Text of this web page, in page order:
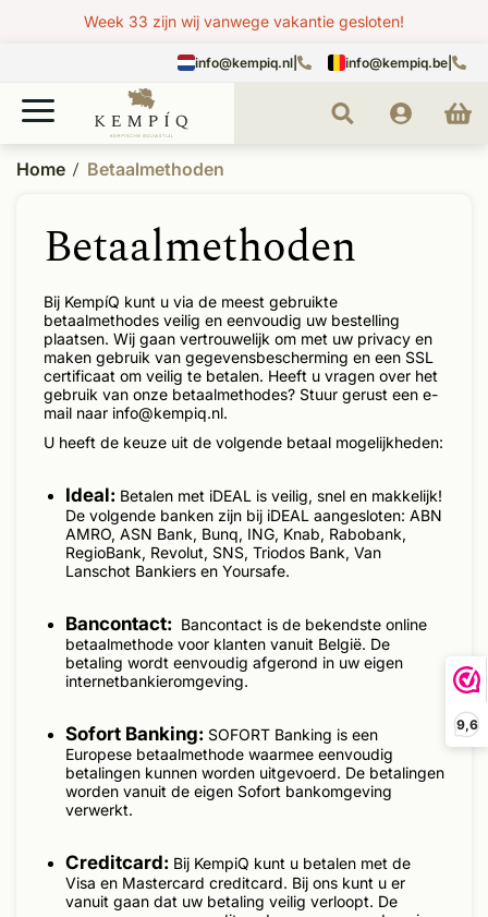
9,6
Week 33 zijn wij vanwege vakantie gesloten!
info@kempiq.nl info@kempiq.be
Home Betaalmethoden
Betaalmethoden
Bij KempíQ kunt u via de meest gebruikte
betaalmethodes veilig en eenvoudig uw bestelling
plaatsen. Wij gaan vertrouwelijk om met uw privacy en
maken gebruik van gegevensbescherming en een SSL
certificaat om veilig te betalen. Heeft u vragen over het
gebruik van onze betaalmethodes? Stuur gerust een e-
mail naar info@kempiq.nl.
U heeft de keuze uit de volgende betaal mogelijkheden:
Ideal: Betalen met iDEAL is veilig, snel en makkelijk!
De volgende banken zijn bij iDEAL aangesloten: ABN
AMRO, ASN Bank, Bunq, ING, Knab, Rabobank,
RegioBank, Revolut, SNS, Triodos Bank, Van
Lanschot Bankiers en Yoursafe.
Bancontact: Bancontact is de bekendste online
betaalmethode voor klanten vanuit België. De
betaling wordt eenvoudig afgerond in uw eigen
internetbankieromgeving.
Sofort Banking: SOFORT Banking is een
Europese betaalmethode waarmee eenvoudig
betalingen kunnen worden uitgevoerd. De betalingen
worden vanuit de eigen Sofort bankomgeving
verwerkt.
Creditcard: Bij KempiQ kunt u betalen met de
Visa en Mastercard creditcard. Bij ons kunt u er
vanuit gaan dat uw betaling veilig verloopt. De